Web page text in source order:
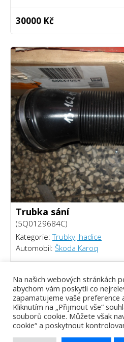
30000 Kč
Trubka sání
(5Q0129684C)
Kategorie:Trubky, hadice
Automobil: Škoda Karoq
300 Kč
Na našich webových stránkách
abychom vám poskytli co
zapamatujeme vaše preference
Kliknutím na „Přijmout vše“
souborů cookie. Můžete však
cookie“ a poskytnout